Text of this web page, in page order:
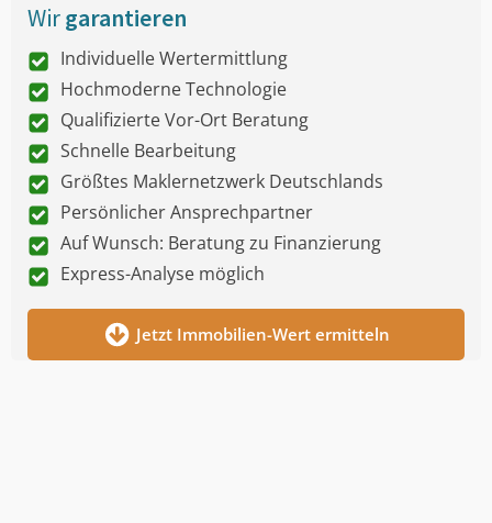
Wirgarantieren
Individuelle Wertermittlung
Hochmoderne Technologie
Qualifizierte Vor-Ort Beratung
Schnelle Bearbeitung
Größtes Maklernetzwerk Deutschlands
Persönlicher Ansprechpartner
Auf Wunsch: Beratung zu Finanzierung
Express-Analyse möglich
Jetzt Immobilien-Wert ermitteln